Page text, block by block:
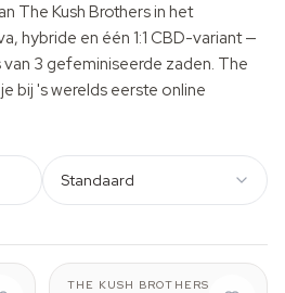
The Kush Brothers in het
hybride en één 1:1 CBD-variant —
3 gefeminiseerde zaden. The
bij 's werelds eerste online
Standaard
THE KUSH BROTHERS